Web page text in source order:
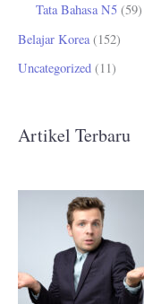
Tata Bahasa N5 (59)
Belajar Korea (152)
Uncategorized (11)
Artikel Terbaru